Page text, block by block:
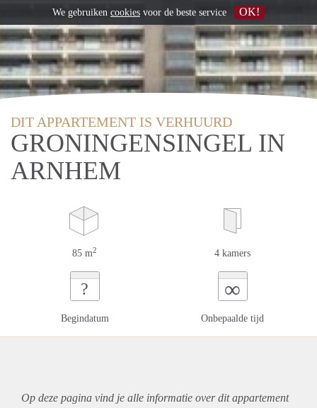
DIT APPARTEMENT IS VERHUURD
GRONINGENSINGEL IN
ARNHEM
85 m2 4 kamers
?
Begindatum
∞
Onbepaalde tijd
Op deze pagina vind je alle informatie over ditappartement
We gebruiken cookies voor de beste service OK!